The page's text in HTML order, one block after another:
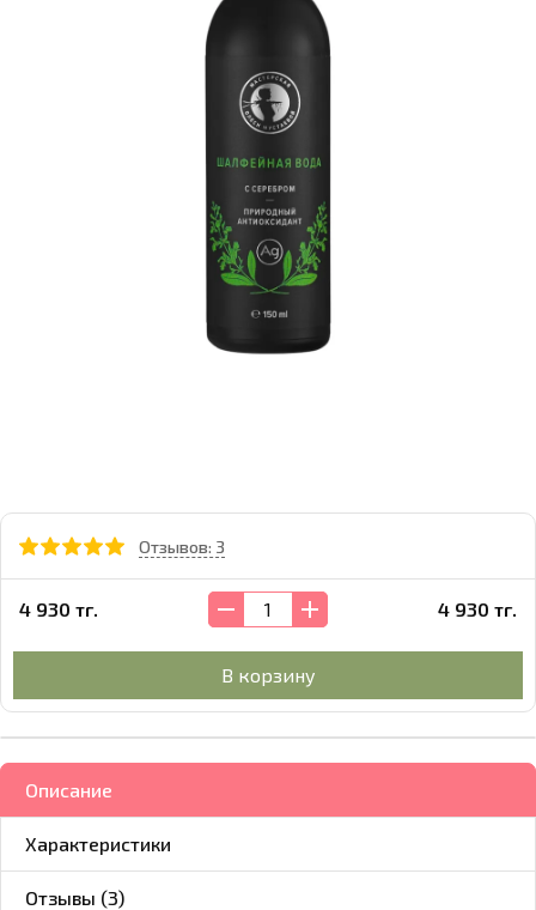
Отзывов: 3
4 930 тг. 4 930 тг.
В корзину
Описание
Характеристики
Отзывы (3)